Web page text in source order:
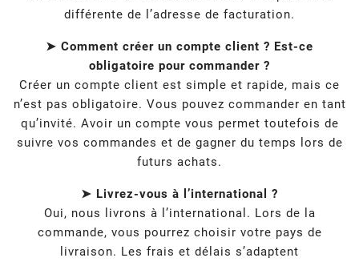
différente de l’adresse de facturation.
➤ Comment créer un compte client ? Est-ce
obligatoire pour commander ?
Créer un compte client est simple et rapide, mais ce
n’est pas obligatoire. Vous pouvez commander en tant
qu’invité. Avoir un compte vous permet toutefois de
suivre vos commandes et de gagner du temps lors de
futurs achats.
➤ Livrez-vous à l’international ?
Oui, nous livrons à l’international. Lors de la
commande, vous pourrez choisir votre pays de
livraison. Les frais et délais s’adaptent